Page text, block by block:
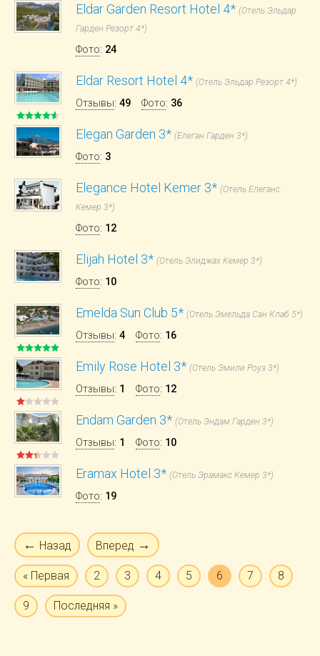
Eldar Garden Resort Hotel 4* (Отель Эльдар
Гарден Резорт 4*)
Фото: 24
Eldar Resort Hotel 4* (Отель Эльдар Резорт 4*)
Отзывы: 49 Фото: 36
Elegan Garden 3* (Елеган Гарден 3*)
Фото: 3
Elegance Hotel Kemer 3* (Отель Елеганс
Кемер 3*)
Фото: 12
Elijah Hotel 3* (Отель Элиджах Кемер 3*)
Фото: 10
Emelda Sun Club 5* (Отель Эмельда Сан Клаб 5*)
Отзывы: 4 Фото: 16
Emily Rose Hotel 3* (Отель Эмили Роуз 3*)
Отзывы: 1 Фото: 12
Endam Garden 3* (Отель Эндам Гарден 3*)
Отзывы: 1 Фото: 10
Eramax Hotel 3* (Отель Эрамакс Кемер 3*)
Фото: 19
← Назад Вперед →
« Первая 2 3 4 5 6 7 8
9 Последняя »